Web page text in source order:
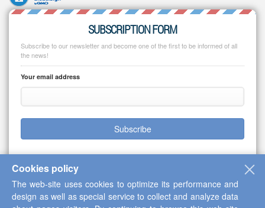
SUBSCRIPTION FORM
Subscribe to our newsletter and become one of the first to be informed of all
the news!
Your email address
Subscribe
Copyright © 2013-2026 Scientific Cooperation Center "Interactive Plus"
Cookies policy
The web-site uses cookies to optimize its performance and
design as well as special service to collect and analyze data